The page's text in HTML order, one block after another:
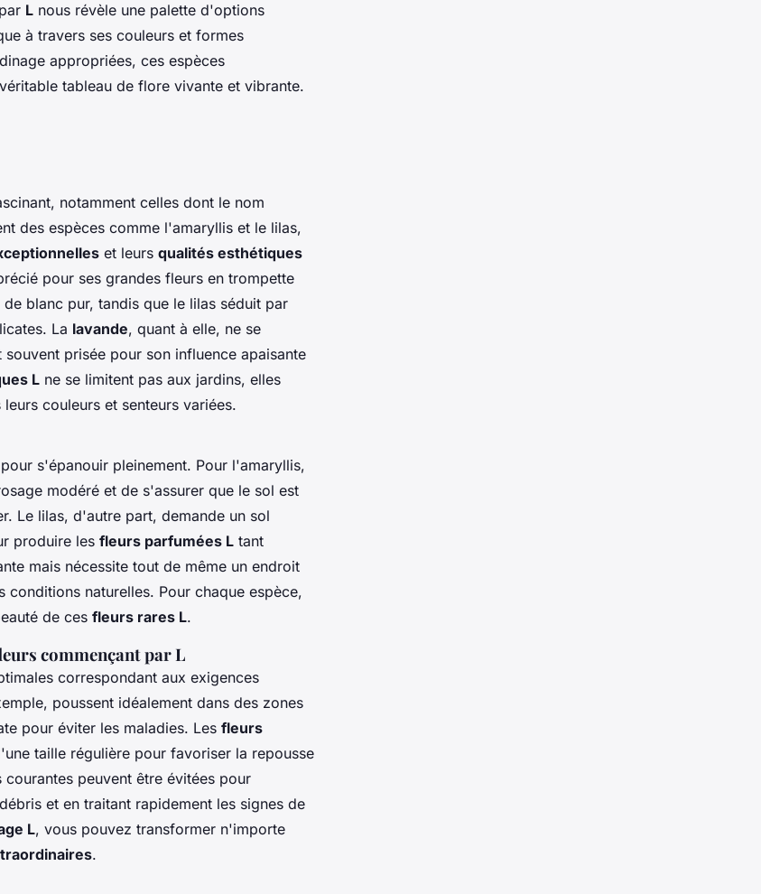
L nous révèle une palette d'options
à travers ses couleurs et formes
appropriées, ces espèces
tableau de flore vivante et vibrante.
notamment celles dont le nom
des espèces comme l'amaryllis et le lilas,
et leurs qualités esthétiques
pour ses grandes fleurs en trompette
blanc pur, tandis que le lilas séduit par
La lavande, quant à elle, ne se
prisée pour son influence apaisante
L ne se limitent pas aux jardins, elles
couleurs et senteurs variées.
s'épanouir pleinement. Pour l'amaryllis,
modéré et de s'assurer que le sol est
Le lilas, d'autre part, demande un sol
produire les fleurs parfumées L tant
mais nécessite tout de même un endroit
naturelles. Pour chaque espèce,
de ces fleurs rares L.
commençant par L
correspondant aux exigences
poussent idéalement dans des zones
pour éviter les maladies. Les fleurs
taille régulière pour favoriser la repousse
peuvent être évitées pour
et en traitant rapidement les signes de
L, vous pouvez transformer n'importe
.